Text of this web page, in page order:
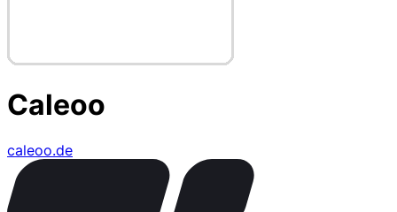
Caleoo
caleoo.de